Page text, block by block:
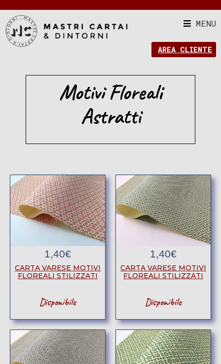
MENU
AREA CLIENTE
Motivi Floreali
Astratti
1,40€
CARTA VARESE MOTIVI
FLOREALI STILIZZATI
Disponibile
1,40€
CARTA VARESE MOTIVI
FLOREALI STILIZZATI
Disponibile